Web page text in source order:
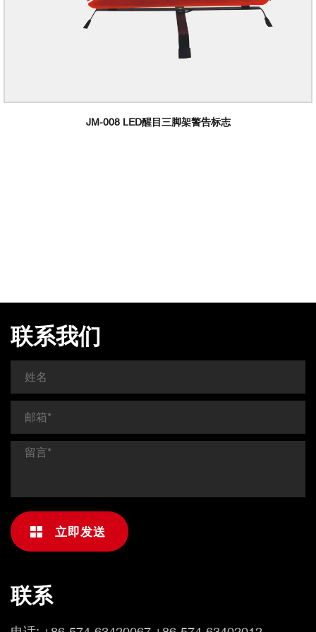
JM-008 LED醒目三脚架警告标志
联系我们
联系